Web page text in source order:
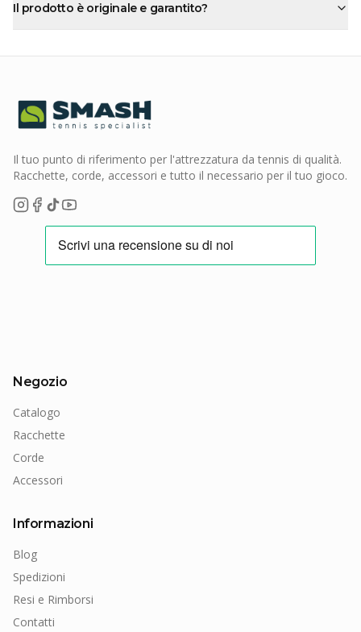
Il prodotto è originale e garantito?
Il tuo punto di riferimento per l'attrezzatura da tennis di qualità.
Racchette, corde, accessori e tutto il necessario per il tuo gioco.
Negozio
Catalogo
Racchette
Corde
Accessori
Informazioni
Blog
Spedizioni
Resi e Rimborsi
Contatti